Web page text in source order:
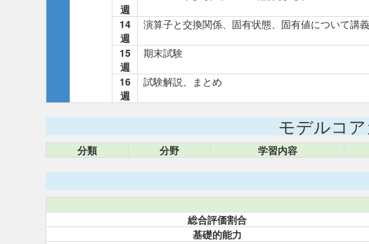
週
14
週
演算子と交換関係、固有状態、固有値について講義
15
週
期末試験
16
週
試験解説、まとめ
モデルコ
分類 分野 学習内容
総合評価割合
基礎的能力